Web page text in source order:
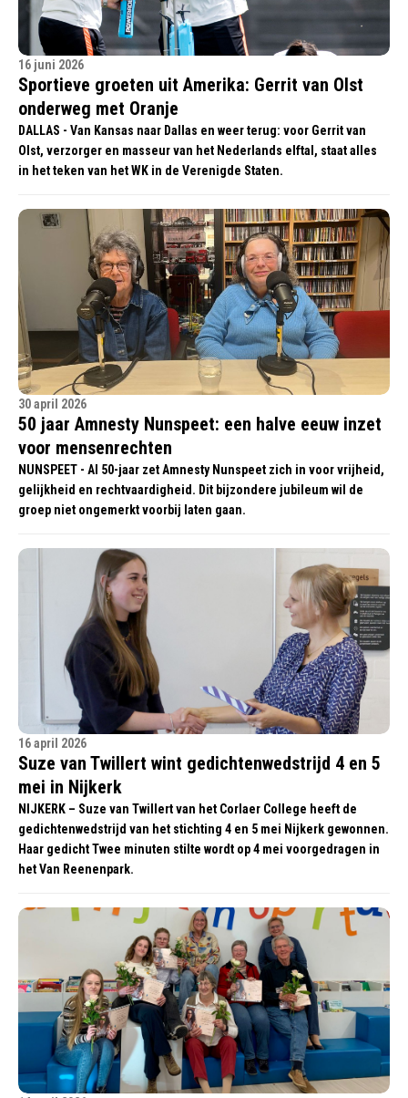
16 juni 2026
Sportieve groeten uit Amerika: Gerrit van Olst
onderweg met Oranje
DALLAS - Van Kansas naar Dallas en weer terug: voor Gerrit van
Olst, verzorger en masseur van het Nederlands elftal, staat alles
in het teken van het WK in de Verenigde Staten.
30 april 2026
50 jaar Amnesty Nunspeet: een halve eeuw inzet
voor mensenrechten
NUNSPEET - Al 50-jaar zet Amnesty Nunspeet zich in voor vrijheid,
gelijkheid en rechtvaardigheid. Dit bijzondere jubileum wil de
groep niet ongemerkt voorbij laten gaan.
16 april 2026
Suze van Twillert wint gedichtenwedstrijd 4 en 5
mei in Nijkerk
NIJKERK – Suze van Twillert van het Corlaer College heeft de
gedichtenwedstrijd van het stichting 4 en 5 mei Nijkerk gewonnen.
Haar gedicht Twee minuten stilte wordt op 4 mei voorgedragen in
het Van Reenenpark.